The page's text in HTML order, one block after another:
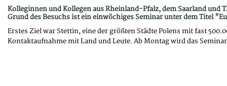
Kolleginnen und Kollegen aus Rheinland-Pfalz, dem Saarland
Grund des Besuchs ist ein einwöchiges Seminar unter dem Titel
Erstes Ziel war Stettin, eine der größten Städte Polens mit fast
Kontaktaufnahme mit Land und Leute. Ab Montag wird das